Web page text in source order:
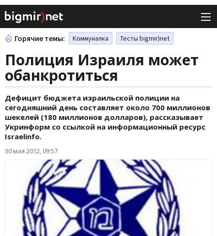
Горячие темы: Коммуналка Тесты bigmir)net
Полиция Израиля может
обанкротиться
Дефицит бюджета израильской полиции на
сегодняшний день составляет около 700 миллионов
шекелей (180 миллионов долларов), рассказывает
Укринформ со ссылкой на информационный ресурс
Israelinfo.
30 мая 2012, 09:57